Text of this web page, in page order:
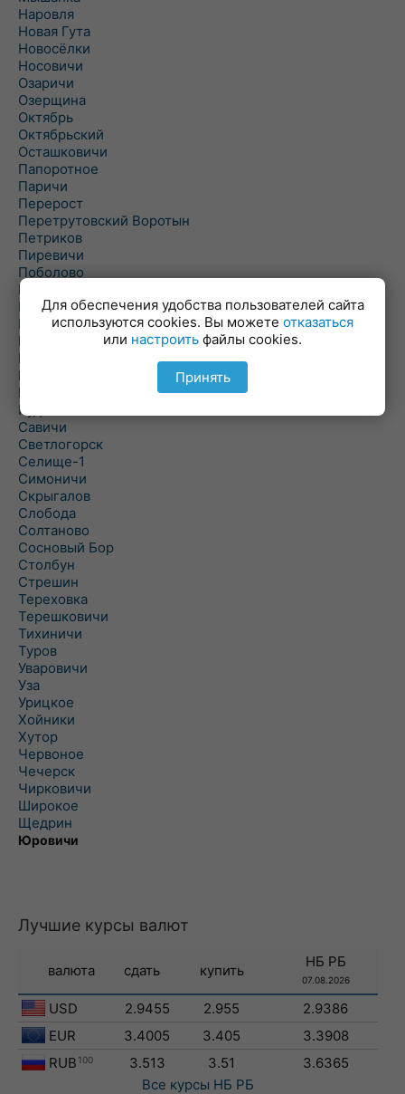
Наровля
Новая Гута
Новосёлки
Носовичи
Озаричи
Озерщина
Октябрь
Октябрьский
Осташковичи
Папоротное
Паричи
Перерост
Перетрутовский Воротын
Петриков
Пиревичи
Поболово
Поколюбичи
Полесье
Птичь
Речица
Ровенская Слобода
Рогачев
Рогинь
Рудня
Савичи
Светлогорск
Селище-1
Симоничи
Скрыгалов
Слобода
Солтаново
Сосновый Бор
Столбун
Стрешин
Тереховка
Терешковичи
Тихиничи
Туров
Уваровичи
Уза
Урицкое
Хойники
Хутор
Червоное
Чечерск
Чирковичи
Широкое
Щедрин
Юровичи
Лучшие курсы валют
валюта сдать купить
НБ РБ
07.08.2026
USD 2.9455 2.955
2.9386
EUR
3.4005 3.405
3.3908
RUB 100 3.513 3.51
3.6365
Все курсы НБ РБ
Для обеспечения удобства пользователей сайта
используются cookies. Вы можете отказаться
или настроить файлы cookies.
Принять